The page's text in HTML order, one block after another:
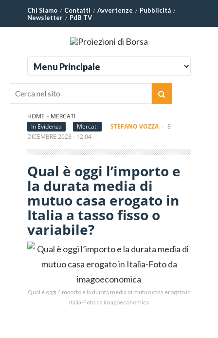
Chi Siamo Contatti Avvertenze
Pubblicità
Newsletter
PdB TV
HOME » MERCATI
In Evidenza
Mercati STEFANO VOZZA - 8
DICEMBRE 2023 - 12:04
Qual è oggi l’importo e
la durata media di
mutuo casa erogato in
Italia a tasso fisso o
variabile?
Qual è oggi l’importo e la durata media di mutuo casa erogato in
Italia-Foto da imagoeconomica